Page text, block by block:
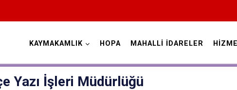
KAYMAKAMLIK HOPA MAHALLİ İDARELER
Yazı İşleri Müdürlüğü